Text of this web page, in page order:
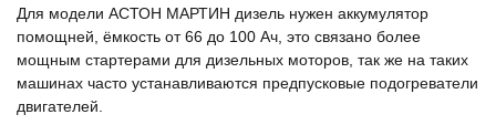
Для модели АСТОН МАРТИН дизель нужен аккумулятор
помощней, ёмкость от 66 до 100 Ач, это связано более
мощным стартерами для дизельных моторов, так же на таких
машинах часто устанавливаются предпусковые подогреватели
двигателей.